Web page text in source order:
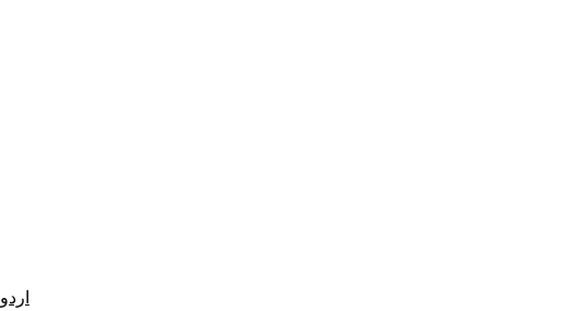
اردو